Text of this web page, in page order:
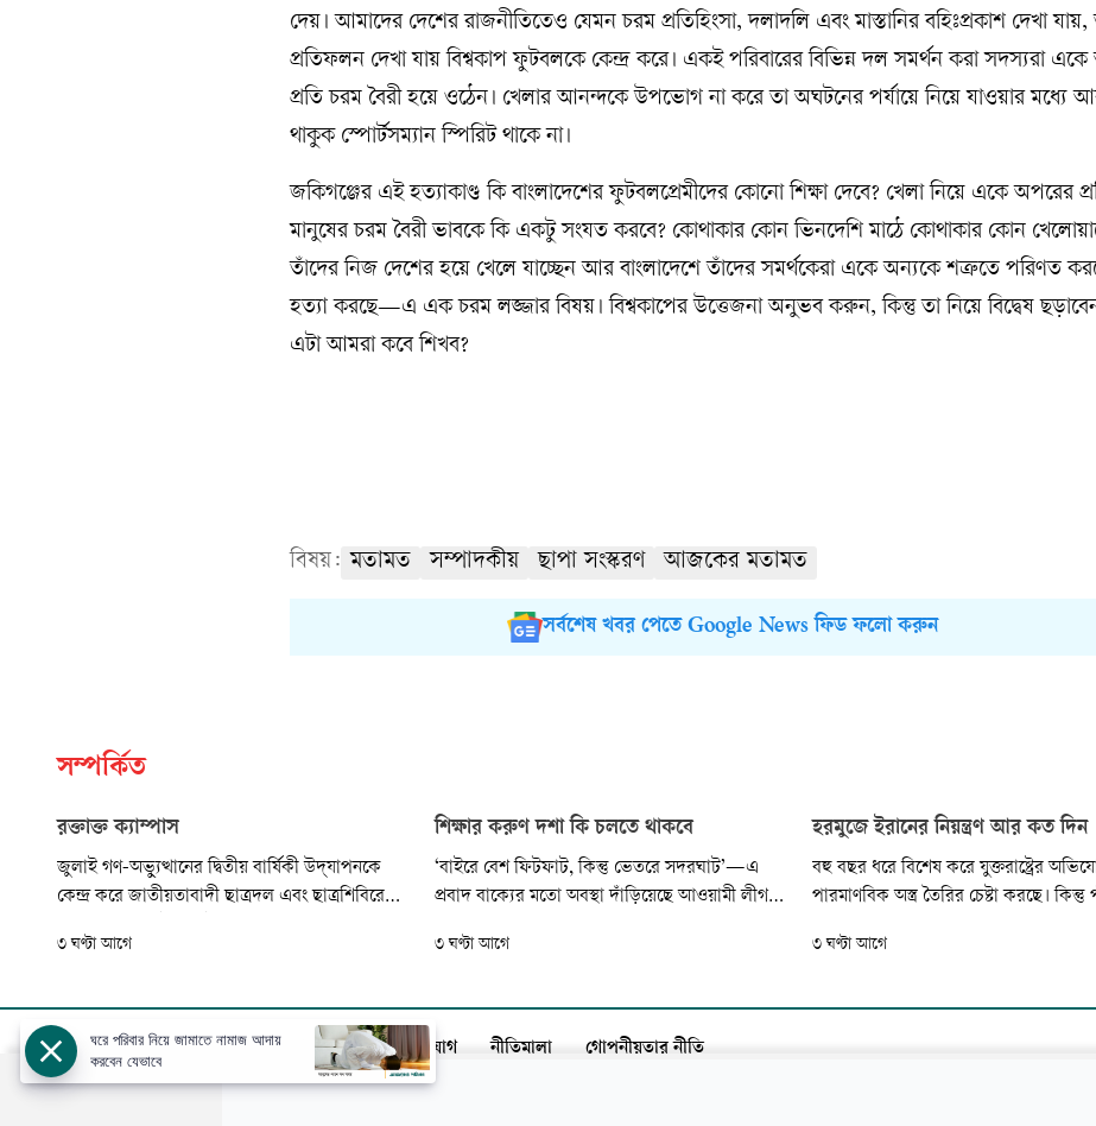
দেয়। আমাদের দেশের রাজনীতিতেও যেমন চরম প্রতিহিংসা, দলাদলি এবং মাস্তানির বহিঃপ্রকাশ দেখা যায়,
প্রতিফলন দেখা যায় বিশ্বকাপ ফুটবলকে কেন্দ্র করে। একই পরিবারের বিভিন্ন দল সমর্থন করা সদস্যরা একে
প্রতি চরম বৈরী হয়ে ওঠেন। খেলার আনন্দকে উপভোগ না করে তা অঘটনের পর্যায়ে নিয়ে যাওয়ার মধ্যে
থাকুক স্পোর্টসম্যান স্পিরিট থাকে না।
জকিগঞ্জের এই হত্যাকাণ্ড কি বাংলাদেশের ফুটবলপ্রেমীদের কোনো শিক্ষা দেবে? খেলা নিয়ে একে অপরের
মানুষের চরম বৈরী ভাবকে কি একটু সংযত করবে? কোথাকার কোন ভিনদেশি মাঠে কোথাকার কোন
তাঁদের নিজ দেশের হয়ে খেলে যাচ্ছেন আর বাংলাদেশে তাঁদের সমর্থকেরা একে অন্যকে শত্রুতে পরিণত
হত্যা করছে—এ এক চরম লজ্জার বিষয়। বিশ্বকাপের উত্তেজনা অনুভব করুন, কিন্তু তা নিয়ে বিদ্বেষ
এটা আমরা কবে শিখব?
বিষয়: মতামত সম্পাদকীয় ছাপা সংস্করণ আজকের মতামত
সর্বশেষ খবর পেতে Google News ফিড ফলো করুন
সম্পর্কিত
রক্তাক্ত ক্যাম্পাস
জুলাই গণ-অভ্যুত্থানের দ্বিতীয় বার্ষিকী উদ্‌যাপনকে
কেন্দ্র করে জাতীয়তাবাদী ছাত্রদল এবং ছাত্রশিবিরের
বিশ্ববিদ্যালয়, জগন্নাথ বিশ্ববিদ্যালয়, ঢাকা কলেজ,
দেশের অন্তত সাতটি ক্যাম্পাসে ছাত্রদল ও
ছাত্রশিবিরের...
৩ ঘণ্টা আগে
শিক্ষার করুণ দশা কি চলতে থাকবে
‘বাইরে বেশ ফিটফাট, কিন্তু ভেতরে সদরঘাট’—এ
প্রবাদ বাক্যের মতো অবস্থা দাঁড়িয়েছে আওয়ামী লীগ
ভালো করে খবর নিলে দেখা যাবে, দেশের অধিকাংশ
পরিস্থিতি। দেখভাল করার যেন কোনো কর্তৃপক্ষ নেই।
৩ ঘণ্টা আগে
হরমুজে ইরানের নিয়ন্ত্রণ আর কত দিন
বহু বছর ধরে বিশেষ করে যুক্তরাষ্ট্রের
পারমাণবিক অস্ত্র তৈরির চেষ্টা করছে। কিন্তু
দিয়েছে, ইরানের হাতে এর চেয়েও আরও
সামরিক শক্তি। এই দুইয়ের কারণেই ইরান
৩ ঘণ্টা আগে
আজকের পত্রিকা বিজ্ঞাপন সার্কুলেশন যোগাযোগ নীতিমালা গোপনীয়তার নীতি
ঘরে পরিবার নিয়ে জামাতে নামাজ আদায়
করবেন যেভাবে